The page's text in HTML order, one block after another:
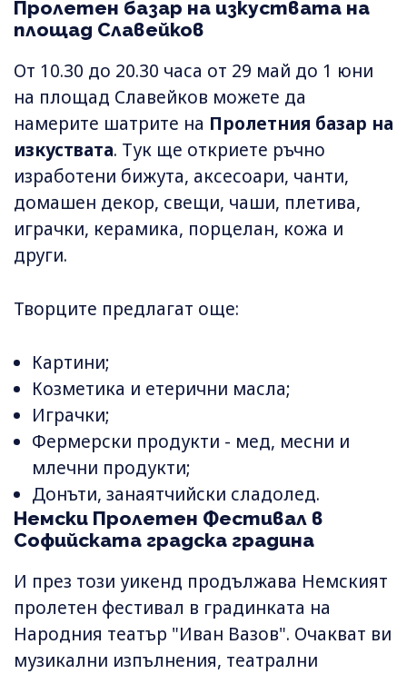
Пролетен базар на изкуствата на
площад Славейков
От 10.30 до 20.30 часа от 29 май до 1 юни
на площад Славейков можете да
намерите шатрите на Пролетния базар на
изкуствата. Тук ще откриете ръчно
изработени бижута, аксесоари, чанти,
домашен декор, свещи, чаши, плетива,
играчки, керамика, порцелан, кожа и
други.
Творците предлагат още:
Картини;
Козметика и етерични масла;
Играчки;
Фермерски продукти - мед, месни и
млечни продукти;
Донъти, занаятчийски сладолед.
Немски Пролетен Фестивал в
Софийската градска градина
И през този уикенд продължава Немският
пролетен фестивал в градинката на
Народния театър "Иван Вазов". Очакват ви
музикални изпълнения, театрални